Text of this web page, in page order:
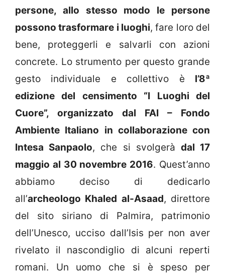
persone, allo stesso modo le persone
possono trasformare i luoghi, fare loro del
bene, proteggerli e salvarli con azioni
concrete. Lo strumento per questo grande
gesto individuale e collettivo è l’8ª
edizione del censimento “I Luoghi del
Cuore”, organizzato dal FAI – Fondo
Ambiente Italiano in collaborazione con
Intesa Sanpaolo, che si svolgerà dal 17
maggio al 30 novembre 2016. Quest’anno
abbiamo deciso di dedicarlo
all’archeologo Khaled al-Asaad, direttore
del sito siriano di Palmira, patrimonio
dell’Unesco, ucciso dall’Isis per non aver
rivelato il nascondiglio di alcuni reperti
romani. Un uomo che si è speso per